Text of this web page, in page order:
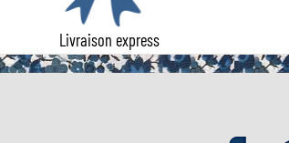
Livraison express